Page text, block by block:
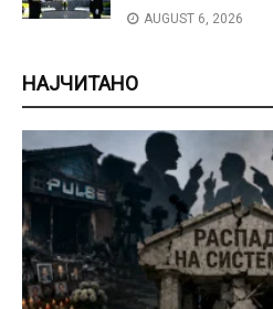
AUGUST 6, 2026
НАЈЧИТАНО